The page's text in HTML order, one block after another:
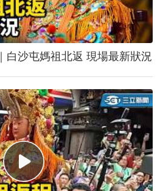
白沙屯媽祖北返 現場最新狀況